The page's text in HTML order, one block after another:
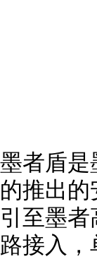
墨者盾是
的推出
引至墨
路接入